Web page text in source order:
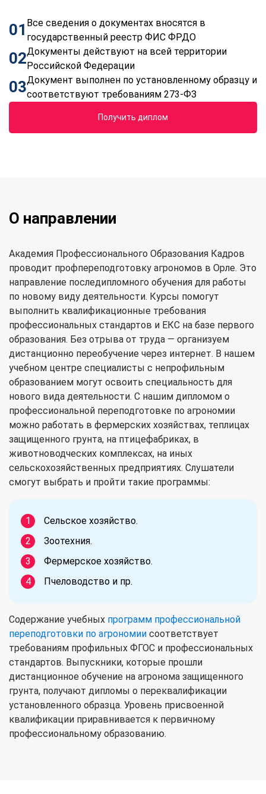
01 Все сведения о документах вносятся в
государственный реестр ФИС ФРДО
02Документы действуют на всей территории
Российской Федерации
03Документ выполнен по установленному образцу и
соответствуют требованиям 273-ФЗ
Получить диплом
О направлении
Академия Профессионального Образования Кадров
проводит профпереподготовку агрономов в Орле. Это
направление последипломного обучения для работы
по новому виду деятельности. Курсы помогут
выполнить квалификационные требования
профессиональных стандартов и ЕКС на базе первого
образования. Без отрыва от труда — организуем
дистанционно переобучение через интернет. В нашем
учебном центре специалисты с непрофильным
образованием могут освоить специальность для
нового вида деятельности. С нашим дипломом о
профессиональной переподготовке по агрономии
можно работать в фермерских хозяйствах, теплицах
защищенного грунта, на птицефабриках, в
животноводческих комплексах, на иных
сельскохозяйственных предприятиях. Слушатели
смогут выбрать и пройти такие программы:
Сельское хозяйство.
Зоотехния.
Фермерское хозяйство.
Пчеловодство и пр.
Содержание учебных программ профессиональной
переподготовки по агрономии соответствует
требованиям профильных ФГОС и профессиональных
стандартов. Выпускники, которые прошли
дистанционное обучение на агронома защищенного
грунта, получают дипломы о переквалификации
установленного образца. Уровень присвоенной
квалификации приравнивается к первичному
профессиональному образованию.